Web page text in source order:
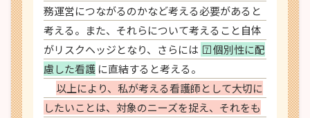
務運営につながるのかなど考える必要があると
考える。また、それらについて考えること自体
がリスクヘッジとなり、さらには
7 個別性に配
慮した看護 に直結すると考える。
以上により、私が考える看護師として大切に
したいことは、対象のニーズを捉え、それをも